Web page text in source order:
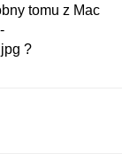
tomu z Mac
?